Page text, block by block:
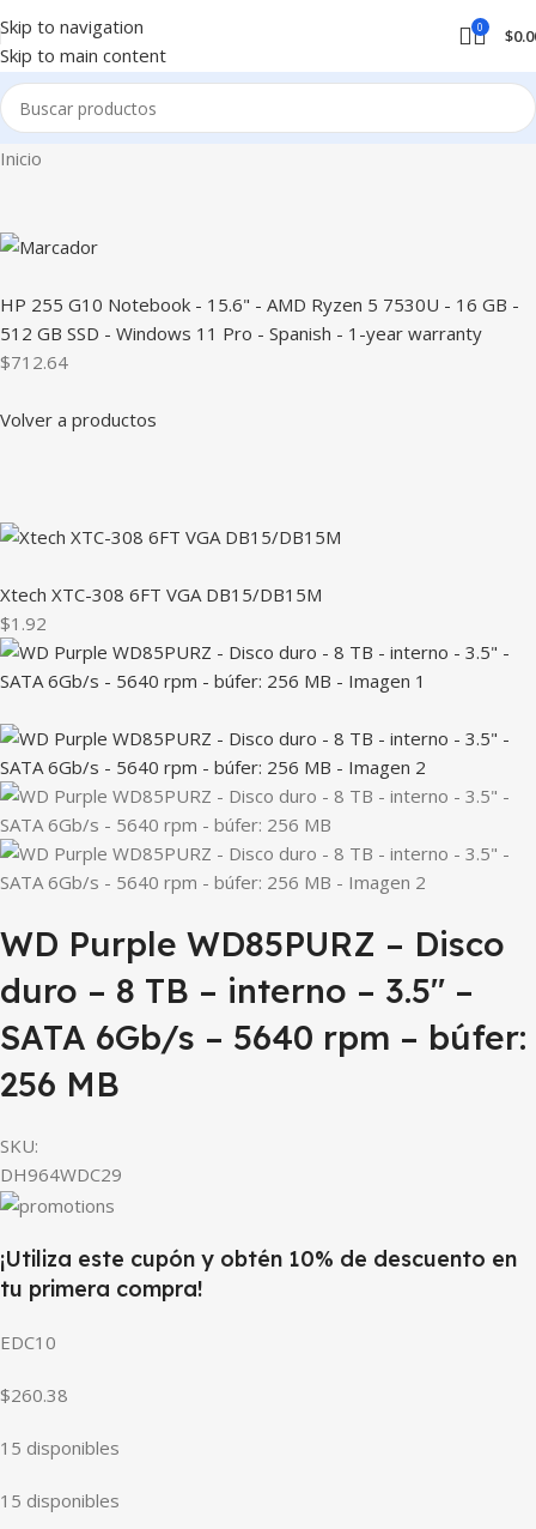
Skip to navigation
Skip to main content
0 $
Inicio
HP 255 G10 Notebook - 15.6" - AMD Ryzen 5 7530U - 16 GB -
512 GB SSD - Windows 11 Pro - Spanish - 1-year warranty
$712.64
Volver a productos
Xtech XTC-308 6FT VGA DB15/DB15M
$1.92
WD Purple WD85PURZ – Disco
duro – 8 TB – interno – 3.5″ –
SATA 6Gb/s – 5640 rpm – búfer:
256 MB
SKU:
DH964WDC29
¡Utiliza este cupón y obtén 10% de descuento en
tu primera compra!
EDC10
$260.38
15 disponibles
15 disponibles